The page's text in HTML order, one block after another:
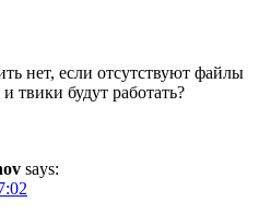
нет, если отсутствуют файлы
твики будут работать?
says: